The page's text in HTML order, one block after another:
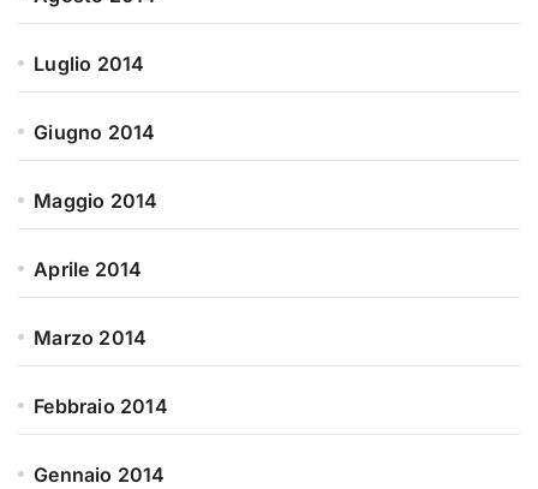
Luglio 2014
Giugno 2014
Maggio 2014
Aprile 2014
Marzo 2014
Febbraio 2014
Gennaio 2014